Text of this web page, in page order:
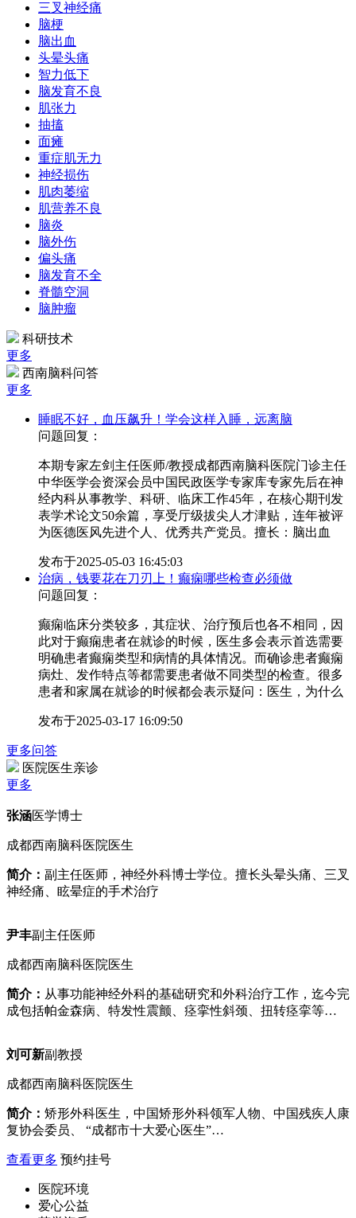
三叉神经痛
脑梗
脑出血
头晕头痛
智力低下
脑发育不良
肌张力
抽搐
面瘫
重症肌无力
神经损伤
肌肉萎缩
肌营养不良
脑炎
脑外伤
偏头痛
脑发育不全
脊髓空洞
脑肿瘤
科研技术
更多
西南脑科问答
更多
睡眠不好，血压飙升！学会这样入睡，远离脑
问题回复：
本期专家左剑主任医师/教授成都西南脑科医院门诊主任
中华医学会资深会员中国民政医学专家库专家先后在神
经内科从事教学、科研、临床工作45年，在核心期刊发
表学术论文50余篇，享受厅级拔尖人才津贴，连年被评
为医德医风先进个人、优秀共产党员。擅长：脑出血
发布于2025-05-03 16:45:03
治病，钱要花在刀刃上！癫痫哪些检查必须做
问题回复：
癫痫临床分类较多，其症状、治疗预后也各不相同，因
此对于癫痫患者在就诊的时候，医生多会表示首选需要
明确患者癫痫类型和病情的具体情况。而确诊患者癫痫
病灶、发作特点等都需要患者做不同类型的检查。很多
患者和家属在就诊的时候都会表示疑问：医生，为什么
发布于2025-03-17 16:09:50
更多问答
医院医生亲诊
更多
张涵医学博士
成都西南脑科医院医生
简介： 副主任医师，神经外科博士学位。擅长头晕头痛、三叉
神经痛、眩晕症的手术治疗
尹丰副主任医师
成都西南脑科医院医生
简介： 从事功能神经外科的基础研究和外科治疗工作，迄今完
成包括帕金森病、特发性震颤、痉挛性斜颈、扭转痉挛等…
刘可新副教授
成都西南脑科医院医生
简介： 矫形外科医生，中国矫形外科领军人物、中国残疾人康
复协会委员、 “成都市十大爱心医生”…
查看更多 预约挂号
医院环境
爱心公益